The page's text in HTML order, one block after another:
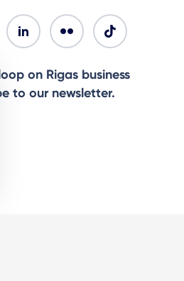
on Rigas business
to our newsletter.